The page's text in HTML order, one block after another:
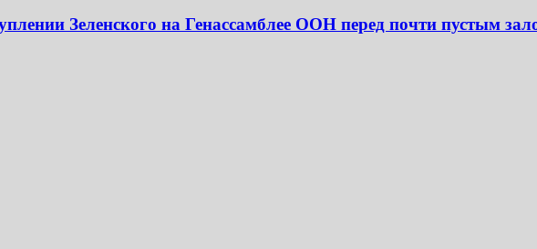
Зеленского на Генассамблее ООН перед почти пустым